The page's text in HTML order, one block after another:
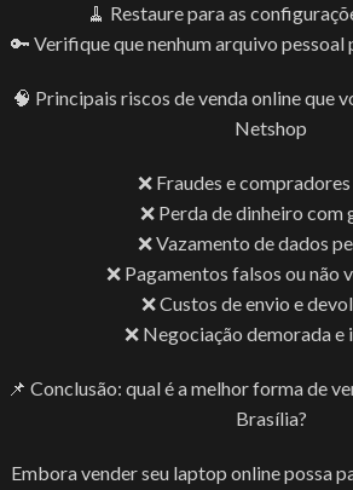
🧹 Restaure para as
🔑 Verifique que nenhum arquivo pessoal
🧠 Principais riscos de venda online que
Netshop
❌ Fraudes e
❌ Perda de dinheiro com
❌ Vazamento de dados
❌ Pagamentos falsos ou não
❌ Custos de envio e
❌ Negociação demorada e
📌 Conclusão: qual é a melhor forma de
Brasília?
Embora vender seu laptop online possa